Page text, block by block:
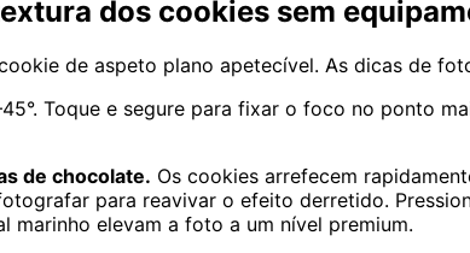
dos cookies sem
de aspeto plano apetecível. As dicas de
Toque e segure para fixar o foco no ponto
de chocolate. Os cookies arrefecem
para reavivar o efeito derretido.
marinho elevam a foto a um nível premium.